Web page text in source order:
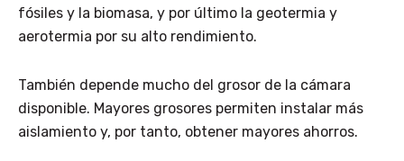
fósiles y la biomasa, y por último la geotermia y
aerotermia por su alto rendimiento.
También depende mucho del grosor de la cámara
disponible. Mayores grosores permiten instalar más
aislamiento y, por tanto, obtener mayores ahorros.